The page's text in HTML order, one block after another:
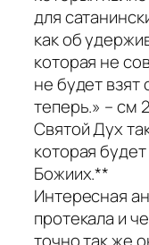
для
как об
которая не
не будет
теперь.» – см
Святой Дух
которая
Божиих.**
Интересная
протекала и